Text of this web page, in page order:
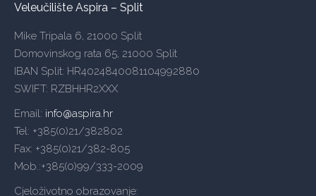
Veleučilište Aspira – Split
Mike Tripala 6, 21000 Split
Domovinskog rata 65, 21000 Split
IBAN Split: HR4024840081104992880
SWIFT: RZBHHR2XXX
Email: info@aspira.hr
Tel: +385(0)21/382802
Fax: +385(0)21/382-805
Mob.:+385(0)99/333-2009
Cjeloživotno obrazovanje: